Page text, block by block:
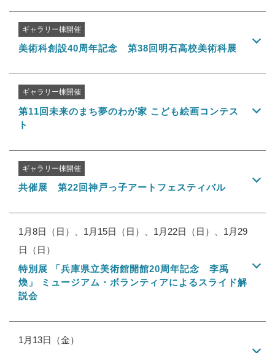
ギャラリー棟開催
美術科創設40周年記念 第38回明石高校美術科展
ギャラリー棟開催
第11回未来のまち夢のわが家 こども絵画コンテス
ト
ギャラリー棟開催
共催展 第22回神戸っ子アートフェスティバル
1月8日（日）、1月15日（日）、1月22日（日）、1月29
日（日）
特別展 「兵庫県立美術館開館20周年記念 李禹
煥」 ミュージアム・ボランティアによるスライド解
説会
1月13日（金）